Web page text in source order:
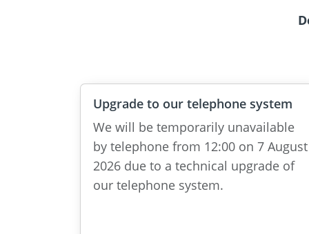
Upgrade to our telephone system
We will be temporarily unavailable
by telephone from 12:00 on 7 August
2026 due to a technical upgrade of
our telephone system.